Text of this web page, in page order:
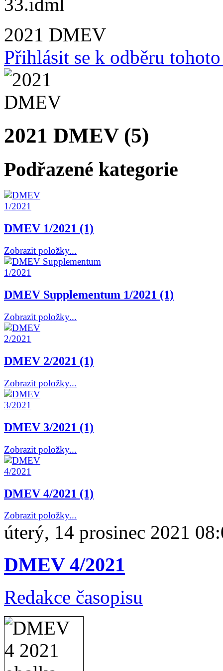
2021 DMEV
Přihlásit se k odběru
2021 DMEV (5)
Podřazené kategorie
DMEV 1/2021 (1)
Zobrazit položky...
DMEV Supplementum 1/2021 (1)
Zobrazit položky...
DMEV 2/2021 (1)
Zobrazit položky...
DMEV 3/2021 (1)
Zobrazit položky...
DMEV 4/2021 (1)
Zobrazit položky...
úterý, 14 prosinec 2021
DMEV 4/2021
Redakce časopisu